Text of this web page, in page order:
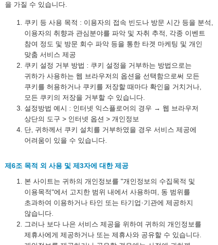
을 가질 수 있습니다.
쿠키 등 사용 목적 : 이용자의 접속 빈도나 방문 시간 등을 분석,
이용자의 취향과 관심분야를 파악 및 자취 추적, 각종 이벤트
참여 정도 및 방문 회수 파악 등을 통한 타겟 마케팅 및 개인
맞춤 서비스 제공
쿠키 설정 거부 방법 : 쿠키 설정을 거부하는 방법으로는
귀하가 사용하는 웹 브라우저의 옵션을 선택함으로써 모든
쿠키를 허용하거나 쿠키를 저장할 때마다 확인을 거치거나,
모든 쿠키의 저장을 거부할 수 있습니다.
설정방법 예시 : 인터넷 익스플로어의 경우 → 웹 브라우저
상단의 도구 > 인터넷 옵션 > 개인정보
단, 귀하께서 쿠키 설치를 거부하였을 경우 서비스 제공에
어려움이 있을 수 있습니다.
제6조 목적 외 사용 및 제3자에 대한 제공
본 사이트는 귀하의 개인정보를 "개인정보의 수집목적 및
이용목적"에서 고지한 범위 내에서 사용하며, 동 범위를
초과하여 이용하거나 타인 또는 타기업·기관에 제공하지
않습니다.
그러나 보다 나은 서비스 제공을 위하여 귀하의 개인정보를
제휴사에게 제공하거나 또는 제휴사와 공유할 수 있습니다.